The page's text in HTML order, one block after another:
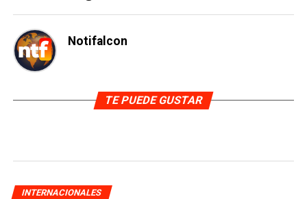
Notifalcon
TE PUEDE GUSTAR
INTERNACIONALES